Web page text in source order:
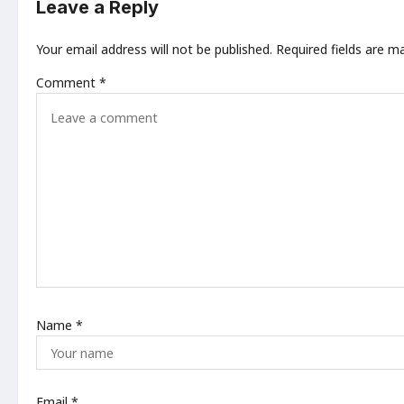
v
i
g
Leave a Reply
Your email address will not be published. Required fields are
Comment *
Name *